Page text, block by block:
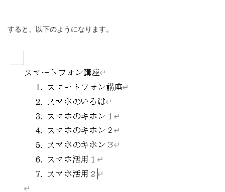
すると、以下のようになります。